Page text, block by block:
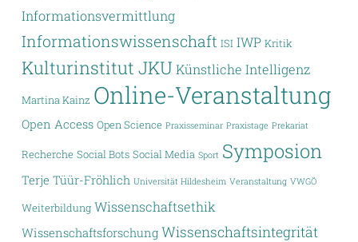
Informationsvermittlung
Informationswissenschaft ISI IWP Kritik
Kulturinstitut JKU Künstliche Intelligenz
Martina Kainz Online-Veranstaltung
Open Access Open Science Praxisseminar Praxistage Prekariat
Recherche Social Bots Social Media Sport Symposion
Terje Tüür-Fröhlich Universität Hildesheim Veranstaltung VWGÖ
Weiterbildung Wissenschaftsethik
Wissenschaftsforschung Wissenschaftsintegrität